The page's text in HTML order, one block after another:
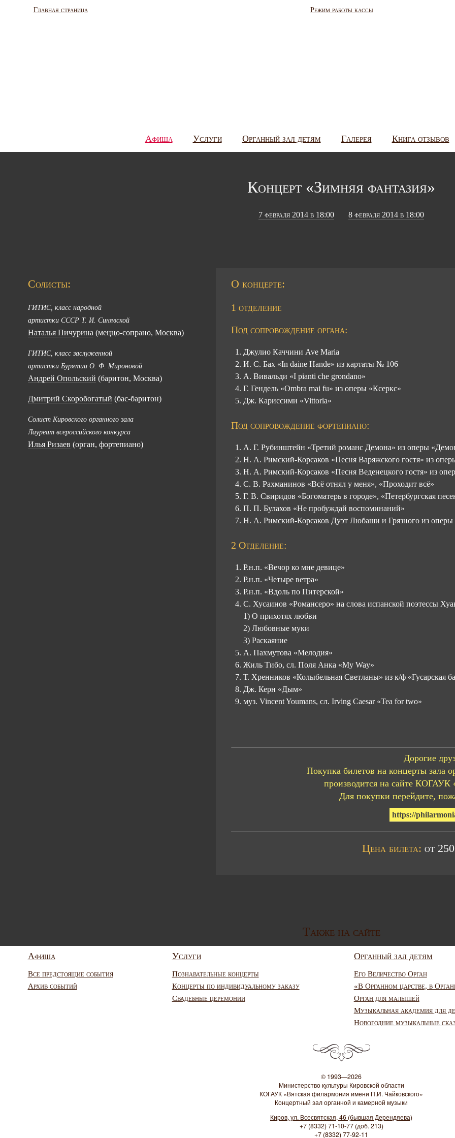
Главная страница Режим работы кассы
Афиша Услуги Органный зал детям Галерея Книга отзывов
Концерт «Зимняя фантазия»
7 февраля 2014 в 18:00 8 февраля 2014 в 18:00
Солисты:
ГИТИС, класс народной
артистки СССР Т. И. Синявской
Наталья Пичурина (меццо-сопрано, Москва)
ГИТИС, класс заслуженной
артистки Бурятии О. Ф. Мироновой
Андрей Опольский (баритон, Москва)
Дмитрий Скоробогатый (бас-баритон)
Солист Кировского органного зала
Лауреат всероссийского конкурса
Илья Ризаев (орган, фортепиано)
О концерте:
1 отделение
Под сопровождение органа:
Джулио Каччини Ave Maria
И. С. Бах «In daine Hande» из картаты № 106
А. Вивальди «I pianti che grondano»
Г. Гендель «Ombra mai fu» из оперы «Ксеркс»
Дж. Кариссими «Vittoria»
Под сопровождение фортепиано:
А. Г. Рубинштейн «Третий романс Демона» из оперы
Н. А. Римский-Корсаков «Песня Варяжского гостя» из
Н. А. Римский-Корсаков «Песня Веденецкого гостя» из
С. В. Рахманинов «Всё отнял у меня», «Проходит всё»
Г. В. Свиридов «Богоматерь в городе», «Петербургская
П. П. Булахов «Не пробуждай воспоминаний»
Н. А. Римский-Корсаков Дуэт Любаши и Грязного из оперы
2 Отделение:
Р.н.п. «Вечор ко мне девице»
Р.н.п. «Четыре ветра»
Р.н.п. «Вдоль по Питерской»
С. Хусаинов «Романсеро» на слова испанской поэтессы
1) О прихотях любви
2) Любовные муки
3) Раскаяние
А. Пахмутова «Мелодия»
Жиль Тибо, сл. Поля Анка «My Way»
Т. Хренников «Колыбельная Светланы» из к/ф «Гусарская
Дж. Керн «Дым»
муз. Vincent Youmans, сл. Irving Caesar «Tea for two»
Дорогие
Покупка билетов на концерты зала
производится на сайте КОГАУК
Для покупки перейдите,
https://
Цена билета: от
Также на сайте
Афиша
Все предстоящие события
Архив событий
Услуги
Познавательные концерты
Концерты по индивидуальному заказу
Свадебные церемонии
Органный зал детям
Его Величество Орган
«В Органном царстве, в
Орган для малышей
Музыкальная академия для
Новогодние музыкальные
© 1993—2026
Министерство культуры Кировской области
КОГАУК «Вятская филармония имени П.И. Чайковского»
Концертный зал органной и камерной музыки
Киров, ул. Всесвятская, 46 (бывшая Дерендяева)
+7 (8332) 71-10-77 (доб. 213)
+7 (8332) 77-92-11